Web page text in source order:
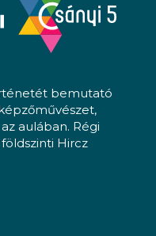
bemutató
aulában. Régi
Hircz